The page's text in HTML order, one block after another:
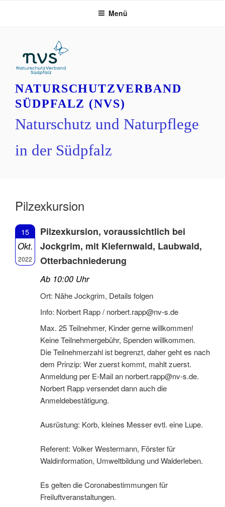
NATURSCHUTZVERBAND
SÜDPFALZ (NVS)
Naturschutz und Naturpflege
in der Südpfalz
Menü
Pilzexkursion
15
Okt.
2022
Pilzexkursion, voraussichtlich bei
Jockgrim, mit Kiefernwald, Laubwald,
Otterbachniederung
Ab 10:00 Uhr
Ort: Nähe Jockgrim, Details folgen
Info: Norbert Rapp / norbert.rapp@nv-s.de
Max. 25 Teilnehmer, Kinder gerne willkommen!
Keine Teilnehmergebühr, Spenden willkommen.
Die Teilnehmerzahl ist begrenzt, daher geht es nach
dem Prinzip: Wer zuerst kommt, mahlt zuerst.
Anmeldung per E-Mail an norbert.rapp@nv-s.de.
Norbert Rapp versendet dann auch die
Anmeldebestätigung.
Ausrüstung: Korb, kleines Messer evtl. eine Lupe.
Referent: Volker Westermann, Förster für
Waldinformation, Umweltbildung und Walderleben.
Es gelten die Coronabestimmungen für
Freiluftveranstaltungen.